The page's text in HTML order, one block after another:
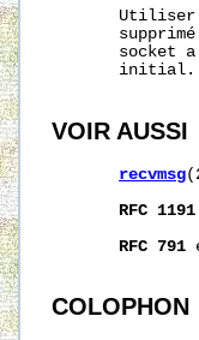
socket
       initial.
VOIR AUSSI
recvmsg
RFC 1191
RFC 791
COLOPHON